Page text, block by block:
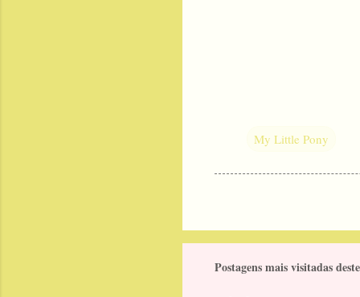
My Little Pony
Postagens mais visitadas